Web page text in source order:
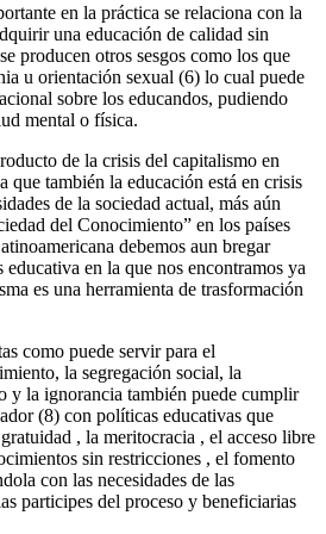
en la práctica se relaciona con la
una educación de calidad sin
producen otros sesgos como los que
u orientación sexual (6) lo cual puede
sobre los educandos, pudiendo
mental o física.
de la crisis del capitalismo en
que también la educación está en crisis
de la sociedad actual, más aún
del Conocimiento” en los países
debemos aun bregar
en la que nos encontramos ya
es una herramienta de trasformación
como puede servir para el
la segregación social, la
y la ignorancia también puede cumplir
(8) con políticas educativas que
, la meritocracia , el acceso libre
sin restricciones , el fomento
con las necesidades de las
participes del proceso y beneficiarias